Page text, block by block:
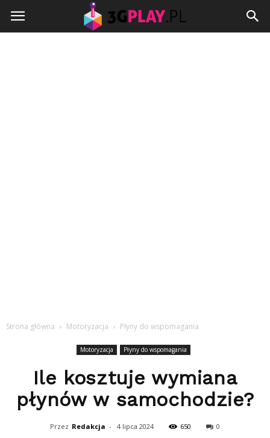
3gplay.pl
Strona główna Motoryzacja Płyny do wspomagania
Motoryzacja Płyny do wspomagania
Ile kosztuje wymiana
płynów w samochodzie?
Przez Redakcja - 4 lipca 2024 650 0